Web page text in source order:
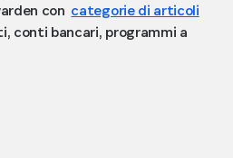
con categorie di articoli
conti bancari, programmi a